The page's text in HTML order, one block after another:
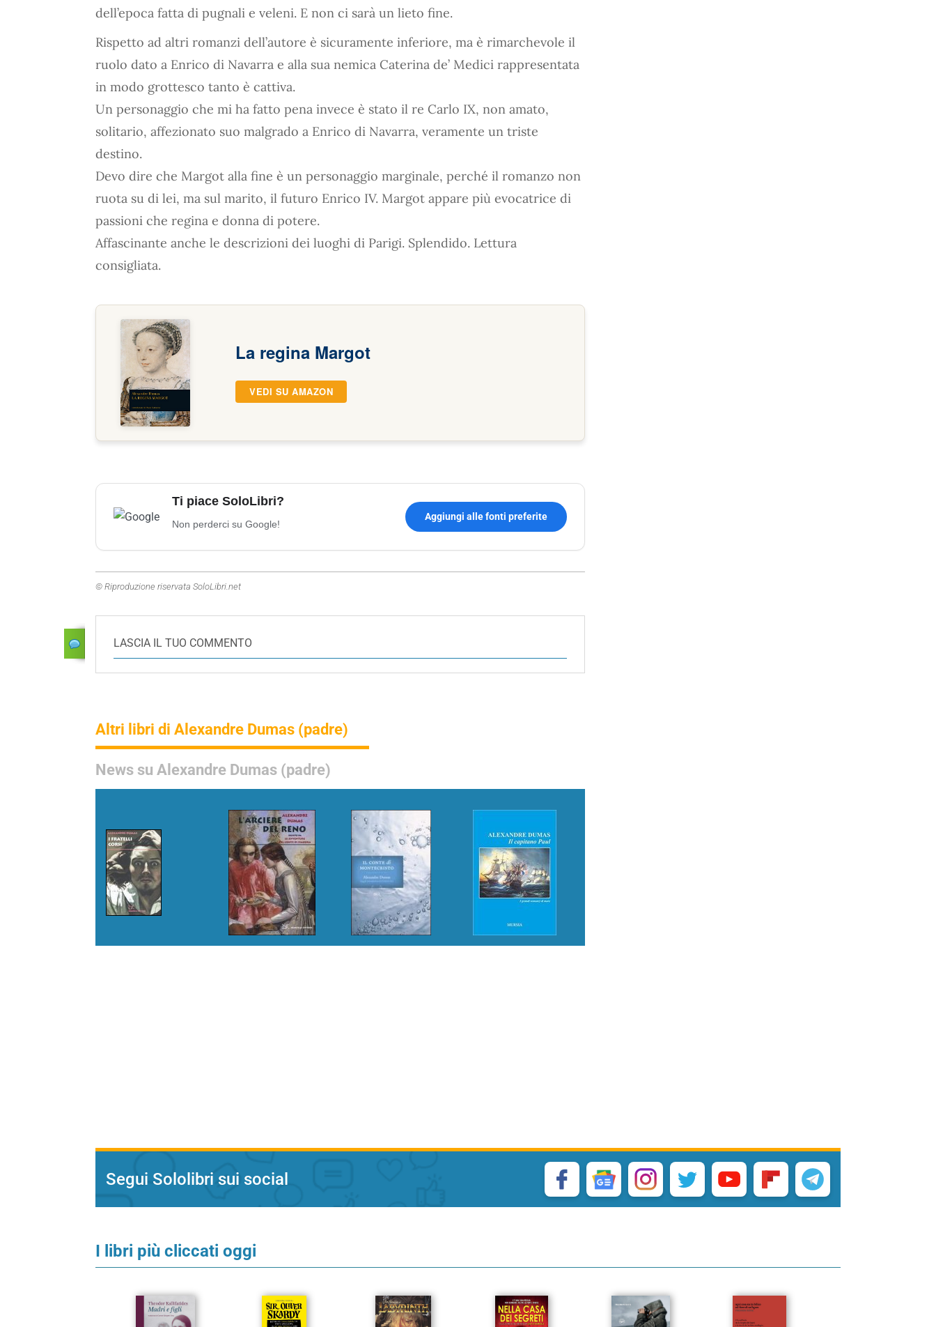
dell’epoca fatta di pugnali e veleni. E non ci sarà un lieto fine.
Rispetto ad altri romanzi dell’autore è sicuramente inferiore, ma è rimarchevole il
ruolo dato a Enrico di Navarra e alla sua nemica Caterina de’ Medici rappresentata
in modo grottesco tanto è cattiva.
Un personaggio che mi ha fatto pena invece è stato il re Carlo IX, non amato,
solitario, affezionato suo malgrado a Enrico di Navarra, veramente un triste
destino.
Devo dire che Margot alla fine è un personaggio marginale, perché il romanzo non
ruota su di lei, ma sul marito, il futuro Enrico IV. Margot appare più evocatrice di
passioni che regina e donna di potere.
Affascinante anche le descrizioni dei luoghi di Parigi. Splendido. Lettura
consigliata.
La regina Margot
VEDI SU AMAZON
Ti piace SoloLibri?
Non perderci su Google!
Aggiungi alle fonti preferite
© Riproduzione riservata SoloLibri.net
LASCIA IL TUO COMMENTO
Altri libri di Alexandre Dumas (padre)
News su Alexandre Dumas (padre)
Segui Sololibri sui social
I libri più cliccati oggi